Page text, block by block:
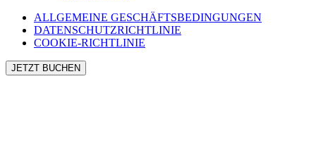
ALLGEMEINE GESCHÄFTSBEDINGUNGEN
DATENSCHUTZRICHTLINIE
COOKIE-RICHTLINIE
JETZT BUCHEN